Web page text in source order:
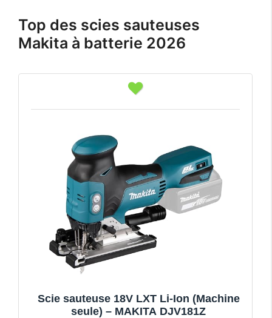
Top des scies sauteuses
Makita à batterie 2026
Scie sauteuse 18V LXT Li-Ion (Machine
seule) – MAKITA DJV181Z